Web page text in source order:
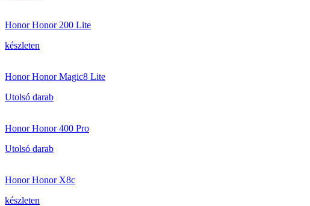
Honor Honor 200 Lite
készleten
Honor Honor Magic8 Lite
Utolsó darab
Honor Honor 400 Pro
Utolsó darab
Honor Honor X8c
készleten